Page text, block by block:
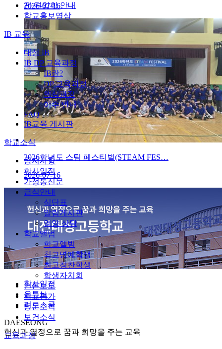
전·편입학 안내
학교홍보영상
IB 교육
대성 IB
IB DP 교육과정
IB란?
DP 교육과정
핵심과정
이수 안내
FAQ
IB교육 게시판
학교소식
공지사항
학사일정
가정통신문
급식안내
식단표
알림게시판
영양 상담
학교앨범
학교앨범
최고명예학생
최고칭찬학생
학생자치회
언론보도
학교평가
동문소식
보건소식
교육과정
2026-07-16
2026학년도 스팀 페스티벌(STEAM FES…
2026-07-16
학사일정
유튜브
리로스쿨
DAESEONG
헌신과 열정으로 꿈과 희망을 주는 교육